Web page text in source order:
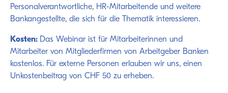
Personalverantwortliche, HR-Mitarbeitende und weitere
Bankangestellte, die sich für die Thematik interessieren.
Kosten: Das Webinar ist für Mitarbeiterinnen und
Mitarbeiter von Mitgliederfirmen von Arbeitgeber Banken
kostenlos. Für externe Personen erlauben wir uns, einen
Unkostenbeitrag von CHF 50 zu erheben.